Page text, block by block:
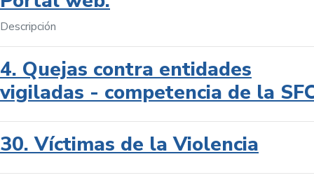
Descripción
4. Quejas contra entidades
vigiladas - competencia de la
30. Víctimas de la Violencia